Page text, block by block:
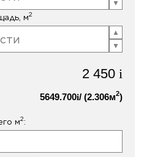
м2
2 450 i
5649.700i/ (2.306м2)
м2: